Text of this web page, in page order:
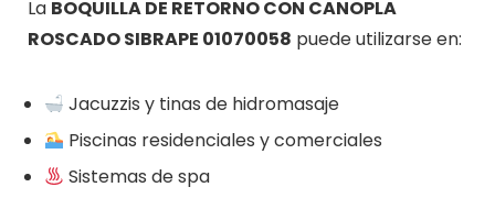
La BOQUILLA DE RETORNO CON CANOPLA
ROSCADO SIBRAPE 01070058 puede utilizarse en:
Jacuzzis y tinas de hidromasaje
Piscinas residenciales y comerciales
Sistemas de spa